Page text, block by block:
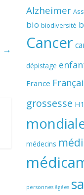
→
Alzheimer
bio biodiversité
Cancer
dépistage
France
grossesse
médecins
personnes âgées